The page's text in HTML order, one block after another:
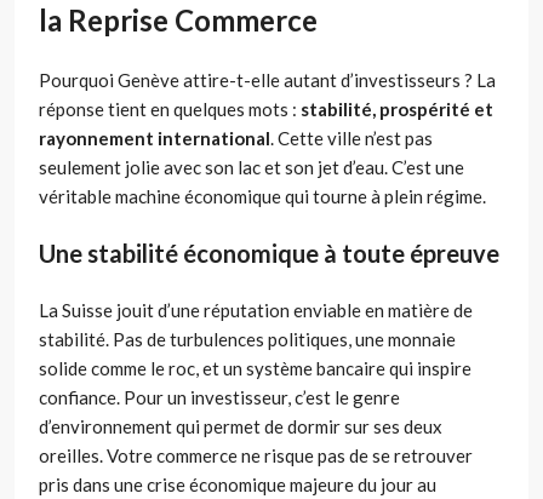
la Reprise Commerce
Pourquoi Genève attire-t-elle autant d’investisseurs ? La
réponse tient en quelques mots : stabilité, prospérité et
rayonnement international . Cette ville n’est pas
seulement jolie avec son lac et son jet d’eau. C’est une
véritable machine économique qui tourne à plein régime.
Une stabilité économique à toute épreuve
La Suisse jouit d’une réputation enviable en matière de
stabilité. Pas de turbulences politiques, une monnaie
solide comme le roc, et un système bancaire qui inspire
confiance. Pour un investisseur, c’est le genre
d’environnement qui permet de dormir sur ses deux
oreilles. Votre commerce ne risque pas de se retrouver
pris dans une crise économique majeure du jour au